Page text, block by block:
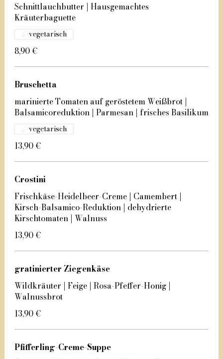
Schnittlauchbutter | Hausgemachtes
Kräuterbaguette
8,90 €
vegetarisch
Bruschetta
marinierte Tomaten auf geröstetem Weißbrot |
Balsamicoreduktion | Parmesan | frisches Basilikum
13,90 €
vegetarisch
Crostini
Frischkäse-Heidelbeer-Creme | Camembert |
Kirsch-Balsamico-Reduktion | dehydrierte
Kirschtomaten | Walnuss
13,90 €
gratinierter Ziegenkäse
Wildkräuter | Feige | Rosa-Pfeffer-Honig |
Walnussbrot
13,90 €
Pfifferling-Creme-Suppe